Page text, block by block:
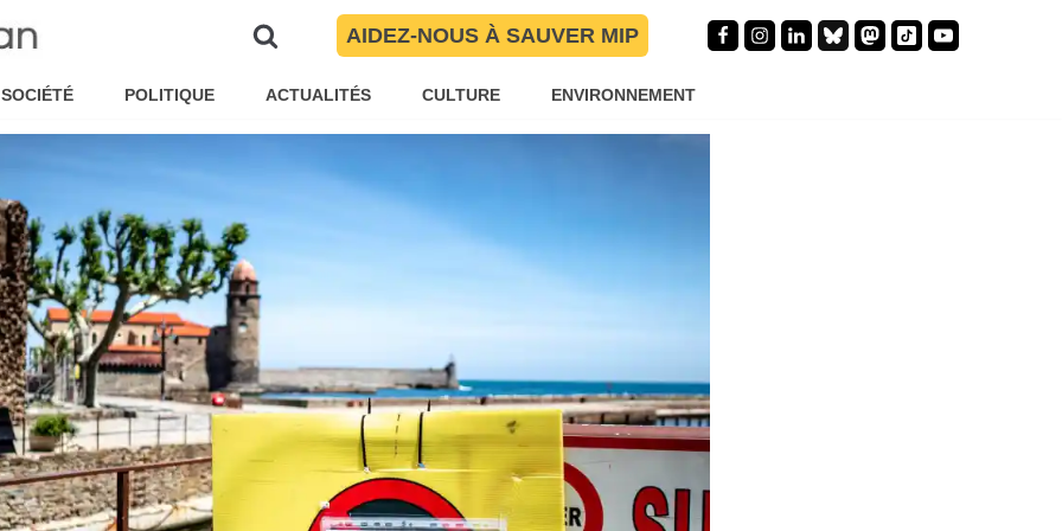
AIDEZ-NOUS À SAUVER MIP
SOCIÉTÉ POLITIQUE ACTUALITÉS CULTURE ENVIRONNEMENT
locale
Garnier Société